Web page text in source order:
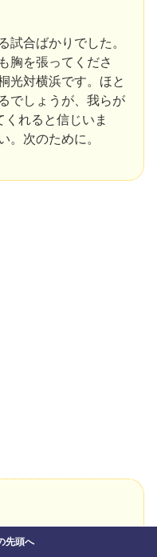
試合ばかりでした。
胸を張ってくださ
光対横浜です。ほと
でしょうが、我らが
れると信じいま
。次のために。
先頭へ